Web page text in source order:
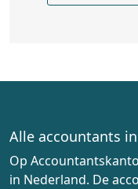
Alle accountants
Op
in Nederland. De